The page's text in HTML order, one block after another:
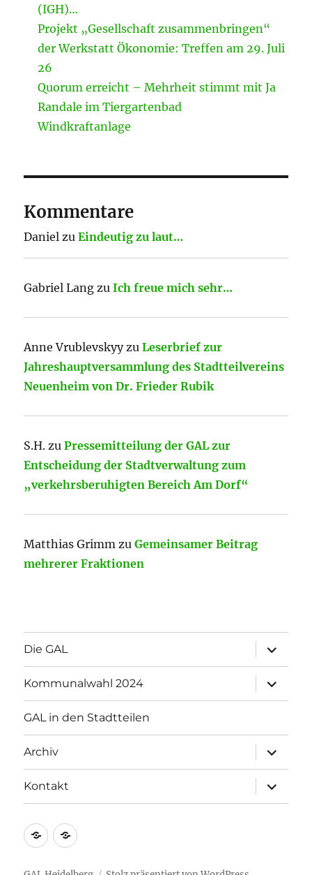
(IGH)…
Projekt „Gesellschaft zusammenbringen“
der Werkstatt Ökonomie: Treffen am 29. Juli
26
Quorum erreicht – Mehrheit stimmt mit Ja
Randale im Tiergartenbad
Windkraftanlage
Kommentare
Daniel zuEindeutig zu laut…
Gabriel Lang zuIch freue mich sehr…
Anne VrublevskyyzuLeserbrief zur
Jahreshauptversammlung des Stadtteilvereins
Neuenheim von Dr. Frieder Rubik
S.H. zuPressemitteilung der GAL zur
Entscheidung der Stadtverwaltung zum
„verkehrsberuhigten Bereich Am Dorf“
Matthias Grimm zuGemeinsamer Beitrag
mehrerer Fraktionen
Die GAL
öffnen
Kommunalwahl 2024
öffnen
GAL in den Stadtteilen
Archiv
öffnen
Kontakt
öffnen
ImpressumDatenschutzerklärung